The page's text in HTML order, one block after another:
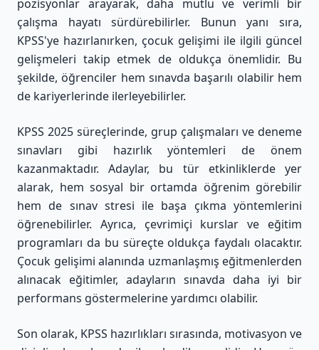
pozisyonlar arayarak, daha mutlu ve verimli bir
çalışma hayatı sürdürebilirler. Bunun yanı sıra,
KPSS'ye hazırlanırken, çocuk gelişimi ile ilgili güncel
gelişmeleri takip etmek de oldukça önemlidir. Bu
şekilde, öğrenciler hem sınavda başarılı olabilir hem
de kariyerlerinde ilerleyebilirler.
KPSS 2025 süreçlerinde, grup çalışmaları ve deneme
sınavları gibi hazırlık yöntemleri de önem
kazanmaktadır. Adaylar, bu tür etkinliklerde yer
alarak, hem sosyal bir ortamda öğrenim görebilir
hem de sınav stresi ile başa çıkma yöntemlerini
öğrenebilirler. Ayrıca, çevrimiçi kurslar ve eğitim
programları da bu süreçte oldukça faydalı olacaktır.
Çocuk gelişimi alanında uzmanlaşmış eğitmenlerden
alınacak eğitimler, adayların sınavda daha iyi bir
performans göstermelerine yardımcı olabilir.
Son olarak, KPSS hazırlıkları sırasında, motivasyon ve